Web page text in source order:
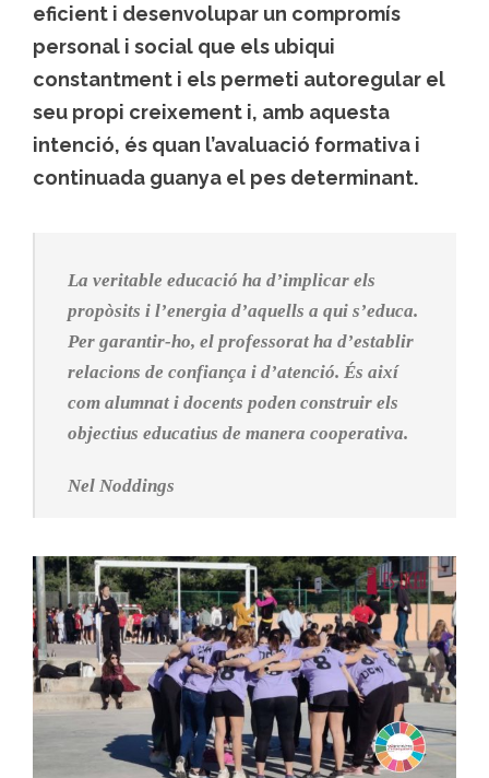
eficient i desenvolupar un compromís
personal i social que els ubiqui
constantment i els permeti autoregular el
seu propi creixement i, amb aquesta
intenció, és quan l’avaluació formativa i
continuada guanya el pes determinant.
La veritable educació ha d’implicar els
propòsits i l’energia d’aquells a qui s’educa.
Per garantir-ho, el professorat ha d’establir
relacions de confiança i d’atenció. És així
com alumnat i docents poden construir els
objectius educatius de manera cooperativa.
Nel Noddings